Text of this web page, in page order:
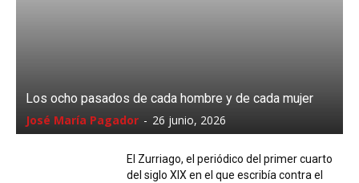
Los ocho pasados de cada hombre y de cada mujer
José María Pagador - 26 junio, 2026
El Zurriago, el periódico del primer cuarto
del siglo XIX en el que escribía contra el